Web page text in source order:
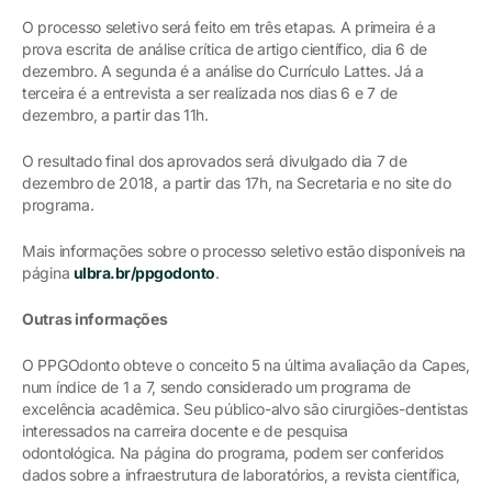
O processo seletivo será feito em três etapas. A primeira é a
prova escrita de análise crítica de artigo científico, dia 6 de
dezembro. A segunda é a análise do Currículo Lattes. Já a
terceira é a entrevista a ser realizada nos dias 6 e 7 de
dezembro, a partir das 11h.
O resultado final dos aprovados será divulgado dia 7 de
dezembro de 2018, a partir das 17h, na Secretaria e no site do
programa.
Mais informações sobre o processo seletivo estão disponíveis na
página ulbra.br/ppgodonto.
Outras informações
O PPGOdonto obteve o conceito 5 na última avaliação da Capes,
num índice de 1 a 7, sendo considerado um programa de
excelência acadêmica. Seu público-alvo são cirurgiões-dentistas
interessados na carreira docente e de pesquisa
odontológica. Na página do programa, podem ser conferidos
dados sobre a infraestrutura de laboratórios, a revista científica,